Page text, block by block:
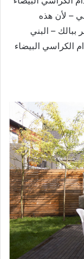
– لأن هذه
– البني
الكراسي البيضاء